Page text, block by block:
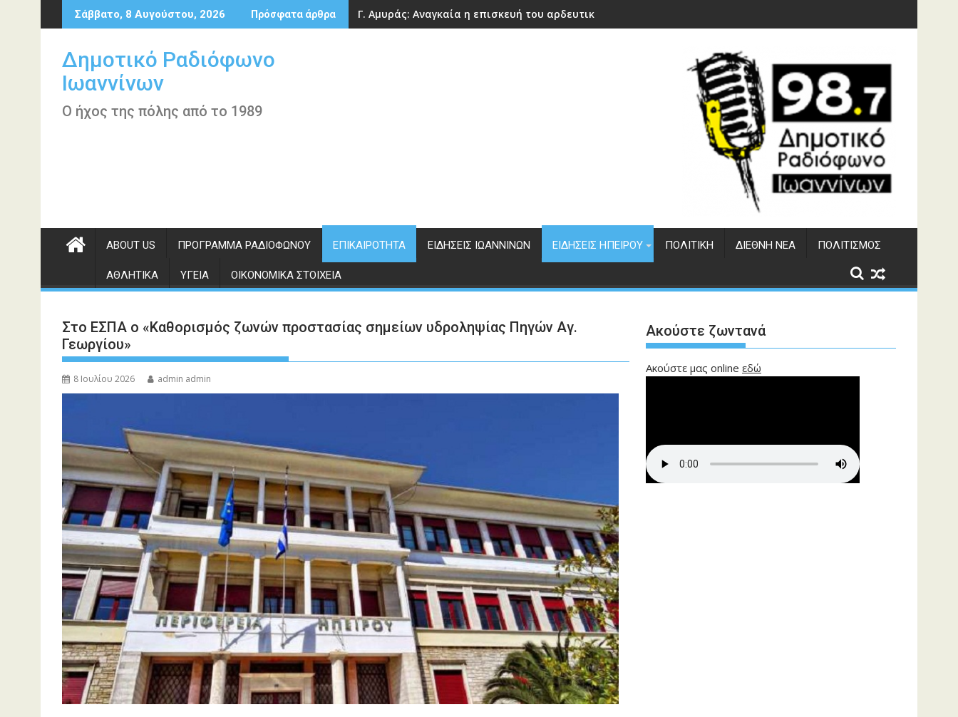
Περάστε
στο
Σάββατο, 8 Αυγούστου, 2026 Πρόσφατα άρθρα Γ. Αμυράς: Αναγκαία η επισκευή του αρδευτικού φράγματος Αώου
Δημοτικό Ραδιόφωνο
Ιωαννίνων
Ο ήχος της πόλης από το 1989
ABOUT US ΠΡΌΓΡΑΜΜΑ ΡΑΔΙΟΦΏΝΟΥ ΕΠΙΚΑΙΡΌΤΗΤΑ ΕΙΔΉΣΕΙΣ ΙΩΑΝΝΊΝΩΝ ΕΙΔΉΣΕΙΣ ΗΠΕΊΡΟΥ ΠΟΛΙΤΙΚΉ ΔΙΕΘΝΉ ΝΈΑ ΠΟΛΙΤΙΣΜΌΣ
ΑΘΛΗΤΙΚΆ ΥΓΕΊΑ ΟΙΚΟΝΟΜΙΚΆ ΣΤΟΙΧΕΊΑ
Στο ΕΣΠΑ ο «Καθορισμός ζωνών προστασίας σημείων υδροληψίας Πηγών Αγ.
Γεωργίου»
8 Ιουλίου 2026 admin admin
Ακούστε ζωντανά
Ακούστε μας online εδώ